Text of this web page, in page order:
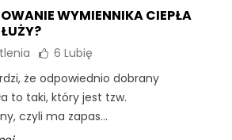
WYMIENNIKA CIEPŁA
6 Lubię
że odpowiednio dobrany
to taki, który jest tzw.
czyli ma zapas...